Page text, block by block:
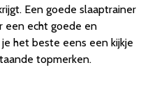
Een goede slaaptrainer
een echt goede en
het beste eens een kijkje
topmerken.